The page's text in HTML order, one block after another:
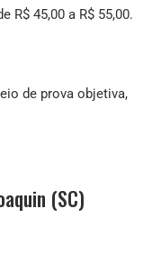
R$ 45,00 a R$ 55,00.
de prova objetiva,
(SC)